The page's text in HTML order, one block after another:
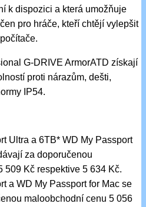
k dispozici a která umožňuje
pro hráče, kteří chtějí vylepšit
G-DRIVE ArmorATD získají
proti nárazům, dešti,
IP54.
Ultra a 6TB* WD My Passport
za doporučenou
509 Kč respektive 5 634 Kč.
a WD My Passport for Mac se
maloobchodní cenu 5 056